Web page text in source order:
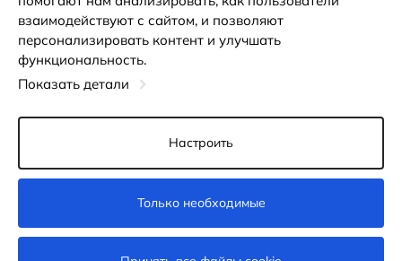
Магазины
Доставка и оплата
Карты лояльности
конфиденциальности
Условия использования
Возврат товара
Настройки файлов cookie
взаимодействуют с сайтом, и позволяют
персонализировать контент и улучшать
функциональность.
Показать детали
Настроить
Только необходимые